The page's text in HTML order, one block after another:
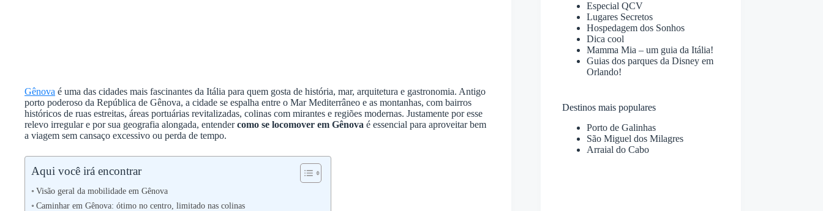
Gênova é uma das cidades mais fascinantes da Itália para quem gosta de história, mar, arquitetura e gastronomia. Antigo
porto poderoso da República de Gênova, a cidade se espalha entre o Mar Mediterrâneo e as montanhas, com bairros
históricos de ruas estreitas, áreas portuárias revitalizadas, colinas com mirantes e regiões modernas. Justamente por esse
relevo irregular e por sua geografia alongada, entendercomo se locomover em Gênova é essencial para aproveitar bem
a viagem sem cansaço excessivo ou perda de tempo.
Aqui você irá encontrar
Visão geral da mobilidade em Gênova
Caminhar em Gênova: ótimo no centro, limitado nas colinas
Especial QCV
Lugares Secretos
Hospedagem dos Sonhos
Dica cool
Mamma Mia – um guia da Itália!
Guias dos parques da Disney em
Orlando!
Destinos mais populares
Porto de Galinhas
São Miguel dos Milagres
Arraial do Cabo